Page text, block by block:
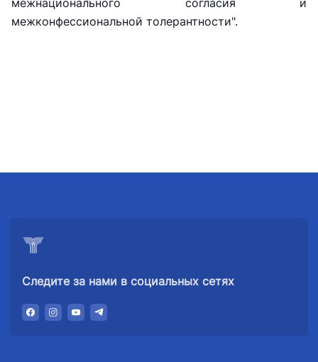
+998 (71) 207-
+998 (71) 207-
межконфессиональной толерантности".
Следите за нами в социальных сетях